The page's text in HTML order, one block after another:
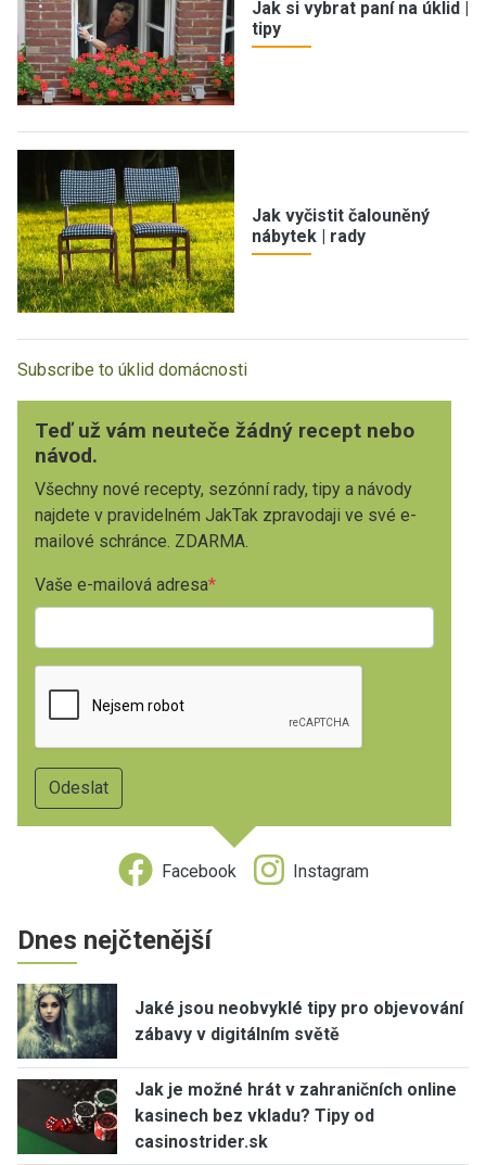
Jak si vybrat paní na úklid |
tipy
Jak vyčistit čalouněný
nábytek | rady
Subscribe to úklid domácnosti
Teď už vám neuteče žádný recept nebo
návod.
Všechny nové recepty, sezónní rady, tipy a návody
najdete v pravidelném JakTak zpravodaji ve své e-
mailové schránce. ZDARMA.
Vaše e-mailová adresa
Facebook Instagram
Dnes nejčtenější
Jaké jsou neobvyklé tipy pro objevování
zábavy v digitálním světě
Jak je možné hrát v zahraničních online
kasinech bez vkladu? Tipy od
casinostrider.sk